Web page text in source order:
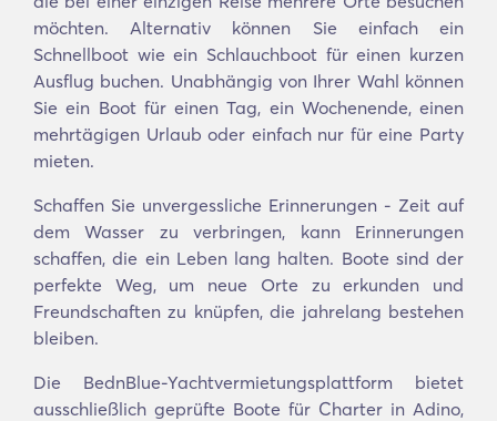
möchten. Alternativ können Sie einfach ein
Schnellboot wie ein Schlauchboot für einen kurzen
Ausflug buchen. Unabhängig von Ihrer Wahl können
Sie ein Boot für einen Tag, ein Wochenende, einen
mehrtägigen Urlaub oder einfach nur für eine Party
mieten.
Schaffen Sie unvergessliche Erinnerungen - Zeit auf
dem Wasser zu verbringen, kann Erinnerungen
schaffen, die ein Leben lang halten. Boote sind der
perfekte Weg, um neue Orte zu erkunden und
Freundschaften zu knüpfen, die jahrelang bestehen
bleiben.
Die BednBlue-Yachtvermietungsplattform bietet
ausschließlich geprüfte Boote für Charter in Adino,